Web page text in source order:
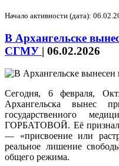
Начало активности (дата):
В Архангельске
СГМУ | 06.02.2026
Сегодня, 6 февраля,
Архангельска вынес
государственного
ГОРБАТОВОЙ. Её
— «присвоение или
реальное лишение
общего режима.